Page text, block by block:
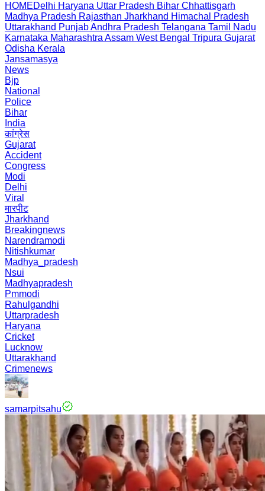
HOMEDelhi Haryana Uttar Pradesh Bihar Chhattisgarh
Madhya Pradesh Rajasthan Jharkhand Himachal Pradesh
Uttarakhand PunjabAndhra Pradesh Telangana Tamil Nadu
Karnataka Maharashtra Assam West Bengal Tripura Gujarat
Odisha Kerala
Jansamasya
News
Bjp
National
Police
Bihar
India
कांग्रेस
Gujarat
Accident
Congress
Modi
Delhi
Viral
मारपीट
Jharkhand
Breakingnews
Narendramodi
Nitishkumar
Madhya_pradesh
Nsui
Madhyapradesh
Pmmodi
Rahulgandhi
Uttarpradesh
Haryana
Cricket
Lucknow
Uttarakhand
Crimenews
samarpitsahu